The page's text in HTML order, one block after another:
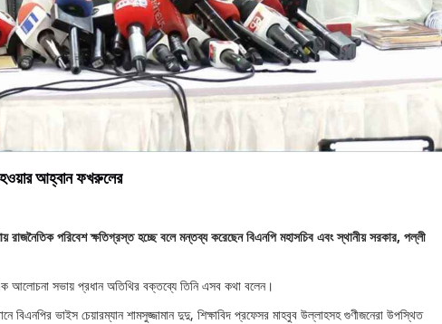
হওয়ার আহ্বান ফখরুলের
রাজনৈতিক পরিবেশ ক্ষতিগ্রস্ত হচ্ছে বলে মন্তব্য করেছেন বিএনপি মহাসচিব এবং স্থানীয় সরকার, পল্লী
আলোচনা সভায় প্রধান অতিথির বক্তব্যে তিনি এসব কথা বলেন।
ভাইস চেয়ারম্যান শামসুজ্জামান দুদু, শিক্ষাবিদ প্রফেসর মাহবুব উল্লাহসহ গুণীজনেরা উপস্থিত